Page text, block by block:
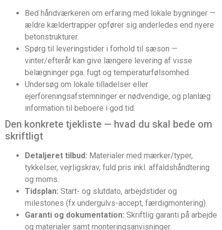
Bed håndværkeren om erfaring med lokale bygninger —
ældre kældertrapper opfører sig anderledes end nyere
betonstrukturer.
Spørg til leveringstider i forhold til sæson —
vinter/efterår kan give længere levering af visse
belægninger pga. fugt og temperaturfølsomhed.
Undersøg om lokale tilladelser eller
ejerforeningsafstemninger er nødvendige, og planlæg
information til beboere i god tid.
Den konkrete tjekliste — hvad du skal bede om
skriftligt
Detaljeret tilbud: Materialer med mærker/typer,
tykkelser, vejrligskrav, fuld pris inkl. affaldshåndtering
og moms.
Tidsplan: Start- og slutdato, arbejdstider og
milestones (fx undergulvs-accept, færdigmontering).
Garanti og dokumentation: Skriftlig garanti på arbejde
og materialer samt monteringsanvisninger.